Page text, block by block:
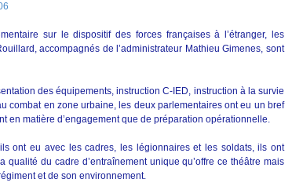
sur le dispositif des forces françaises à l’étranger, les
accompagnés de l’administrateur Mathieu Gimenes, sont
des équipements, instruction C-IED, instruction à la survie
combat en zone urbaine, les deux parlementaires ont eu un bref
en matière d’engagement que de préparation opérationnelle.
ont eu avec les cadres, les légionnaires et les soldats, ils ont
qualité du cadre d’entraînement unique qu’offre ce théâtre mais
et de son environnement.